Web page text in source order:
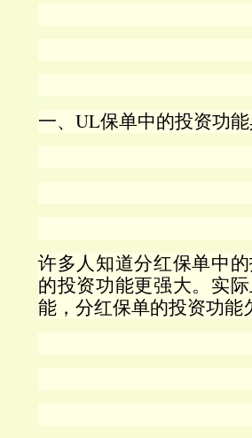
一、UL保单中的投资功
许多人知道分红保单中
的投资功能更强大。实
能，分红保单的投资功能